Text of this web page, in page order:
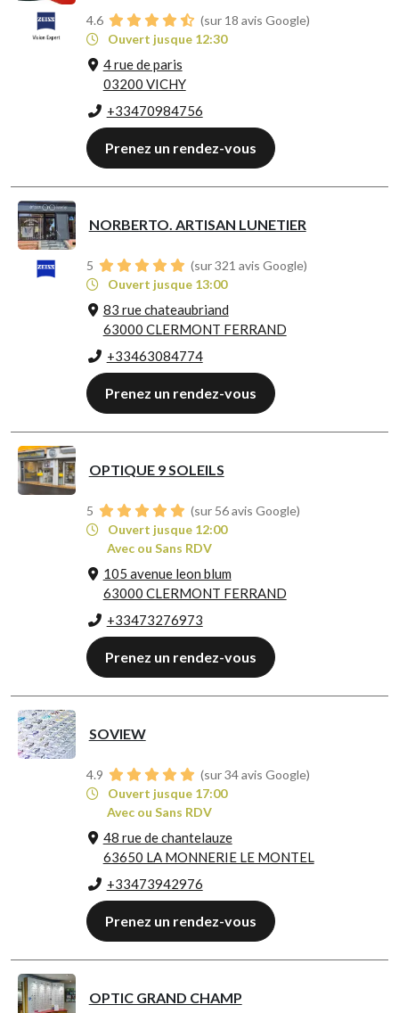
4.6
(sur 18 avis Google)
Ouvert jusque 12:30
4 rue de paris
03200 VICHY
+33470984756
Prenez un rendez-vous
NORBERTO. ARTISAN LUNETIER
5
(sur 321 avis Google)
Ouvert jusque 13:00
83 rue chateaubriand
63000 CLERMONT FERRAND
+33463084774
Prenez un rendez-vous
OPTIQUE 9 SOLEILS
5
(sur 56 avis Google)
Ouvert jusque 12:00
Avec ou Sans RDV
105 avenue leon blum
63000 CLERMONT FERRAND
+33473276973
Prenez un rendez-vous
SOVIEW
4.9
(sur 34 avis Google)
Ouvert jusque 17:00
Avec ou Sans RDV
48 rue de chantelauze
63650 LA MONNERIE LE MONTEL
+33473942976
Prenez un rendez-vous
OPTIC GRAND CHAMP